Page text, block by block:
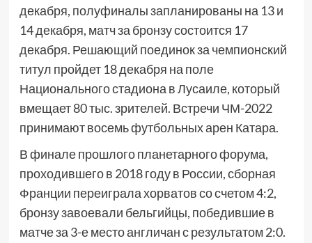
декабря, полуфиналы запланированы на 13 и
14 декабря, матч за бронзу состоится 17
декабря. Решающий поединок за чемпионский
титул пройдет 18 декабря на поле
Национального стадиона в Лусаиле, который
вмещает 80 тыс. зрителей. Встречи ЧМ-2022
принимают восемь футбольных арен Катара.
В финале прошлого планетарного форума,
проходившего в 2018 году в России, сборная
Франции переиграла хорватов со счетом 4:2,
бронзу завоевали бельгийцы, победившие в
матче за 3-е место англичан с результатом 2:0.